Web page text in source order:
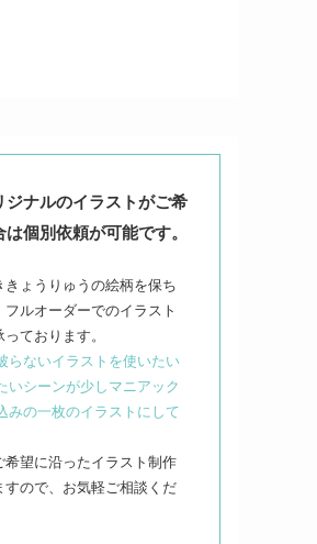
ジナルのイラストがご希
個別依頼が可能です。
きょうりゅうの絵柄を保ち
フルオーダーでのイラスト
らないイラストを使いたい
いシーンが少しマニアック
みの一枚のイラストにして
希望に沿ったイラスト制作
すので、お気軽ご相談くだ